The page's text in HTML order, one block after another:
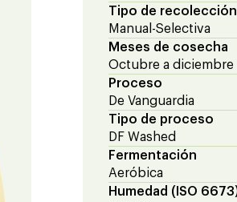
Tipo de recolección
Manual-Selectiva
Meses de cosecha
Octubre a diciembre
Proceso
De Vanguardia
Tipo de proceso
DF Washed
Fermentación
Aeróbica
Humedad (ISO